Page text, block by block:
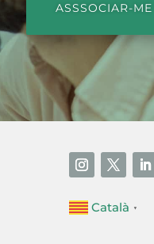
ASSSOCIAR-ME
Català ▼